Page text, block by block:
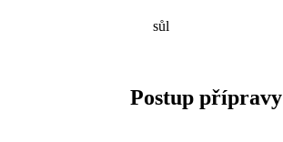
sůl
Postup přípravy